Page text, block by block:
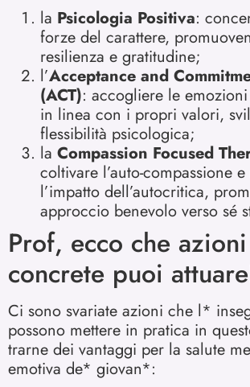
la Psicologia Positiva:
forze del carattere,
resilienza e gratitudine;
l’Acceptance and
(ACT): accogliere le
in linea con i propri valori,
flessibilità psicologica;
la Compassion Focused
coltivare l’auto-compassione
l’impatto dell’autocritica,
approccio benevolo verso sé
Prof, ecco che azioni
concrete puoi
Ci sono svariate azioni che l*
possono mettere in pratica in
trarne dei vantaggi per la salute
emotiva de* giovan*: